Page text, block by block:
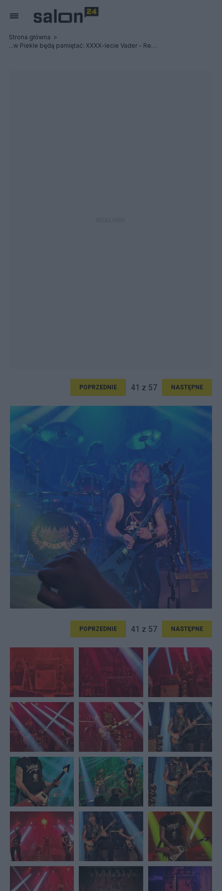
Strona główna
...w Piekle będą pamiętać: XXXX-lecie Vader - Relacja
POPRZEDNIE 41 z 57 NASTĘPNE
POPRZEDNIE 41 z 57 NASTĘPNE